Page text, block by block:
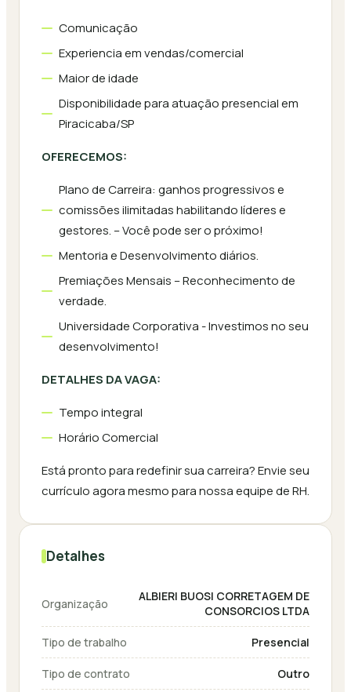
Comunicação
Experiencia em vendas/comercial
Maior de idade
Disponibilidade para atuação presencial em
Piracicaba/SP
OFERECEMOS:
Plano de Carreira: ganhos progressivos e
comissões ilimitadas habilitando líderes e
gestores. – Você pode ser o próximo!
Mentoria e Desenvolvimento diários.
Premiações Mensais – Reconhecimento de
verdade.
Universidade Corporativa - Investimos no seu
desenvolvimento!
DETALHES DA VAGA:
Tempo integral
Horário Comercial
Está pronto para redefinir sua carreira? Envie seu
currículo agora mesmo para nossa equipe de RH.
Detalhes
Organização
ALBIERI BUOSI CORRETAGEM DE
CONSORCIOS LTDA
Tipo de trabalho Presencial
Tipo de contrato Outro